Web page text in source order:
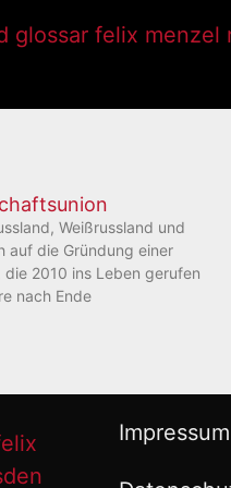
Weißrussland und
auf die Gründung einer
die 2010 ins Leben gerufen
nach Ende
Impressum